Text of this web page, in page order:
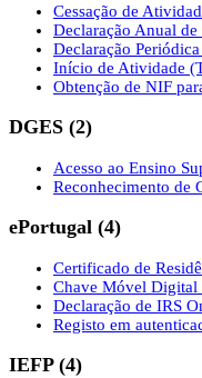
Cessação de
Declaração Anual
Declaração
Início de Atividade
Obtenção de NIF
DGES (2)
Acesso ao Ensino
Reconhecimento de
ePortugal (4)
Certificado de
Chave Móvel
Declaração de IRS
Registo em
IEFP (4)